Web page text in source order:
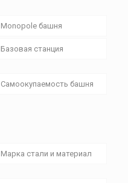
Monopole башня
Базовая станция
Самоокупаемость башня
Марка стали и материал